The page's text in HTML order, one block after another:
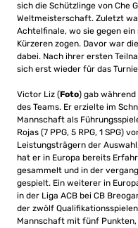
sich die Schützlinge von Che
Weltmeisterschaft. Zuletzt
Achtelfinale, wo sie gegen
Kürzeren zogen. Davor war
dabei. Nach ihrer ersten
sich erst wieder für das
Victor Liz (Foto) gab
des Teams. Er erzielte im
Mannschaft als
Rojas (7 PPG, 5 RPG, 1 SPG)
Leistungsträgern der
hat er in Europa bereits
gesammelt und in der
gespielt. Ein weiterer in
in der Liga ACB bei CB
der zwölf
Mannschaft mit fünf Punkten,